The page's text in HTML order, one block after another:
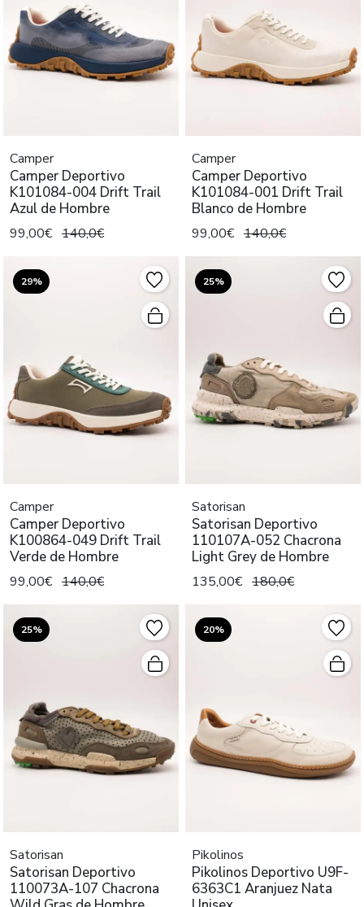
Camper
Camper Deportivo
K101084-004 Drift Trail
Azul de Hombre
99,00€ 140,0€
Camper
Camper Deportivo
K101084-001 Drift Trail
Blanco de Hombre
99,00€ 140,0€
29%
Camper
Camper Deportivo
K100864-049 Drift Trail
Verde de Hombre
99,00€ 140,0€
25%
Satorisan
Satorisan Deportivo
110107A-052 Chacrona
Light Grey de Hombre
135,00€ 180,0€
25%
Satorisan
Satorisan Deportivo
110073A-107 Chacrona
20%
Pikolinos
Pikolinos Deportivo U9F-
6363C1 Aranjuez Nata